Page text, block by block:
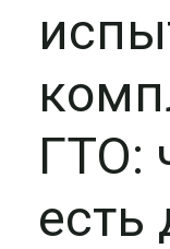
ГТО:
есть